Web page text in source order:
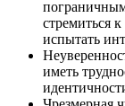
стремиться
испытать
иметь